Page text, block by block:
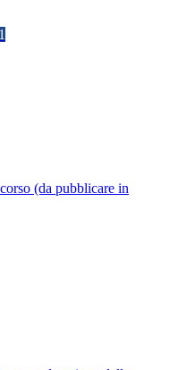
1
(da pubblicare in